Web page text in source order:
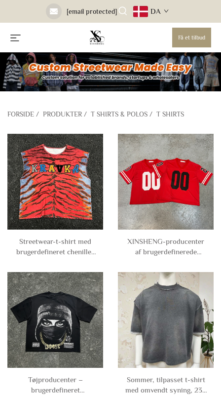
[email protected] DA
Få et tilbud
FORSIDE / PRODUKTER/ T SHIRTS & POLOS / T SHIRTS
Streetwear-t-shirt med
brugerdefineret chenille-
print og grafisk design,
forældet ærmløs t-shirt,
ærmløs tanktop til mænd
XINSHENG-producenter
af brugerdefinerede
tryk: firkantede striber,
korte ærmer og V-hals i
jersey til fodboldt-shirts
til mænd
Tøjproducenter –
brugerdefineret
Sommer, tilpasset t-shirt
med omvendt syning, 230